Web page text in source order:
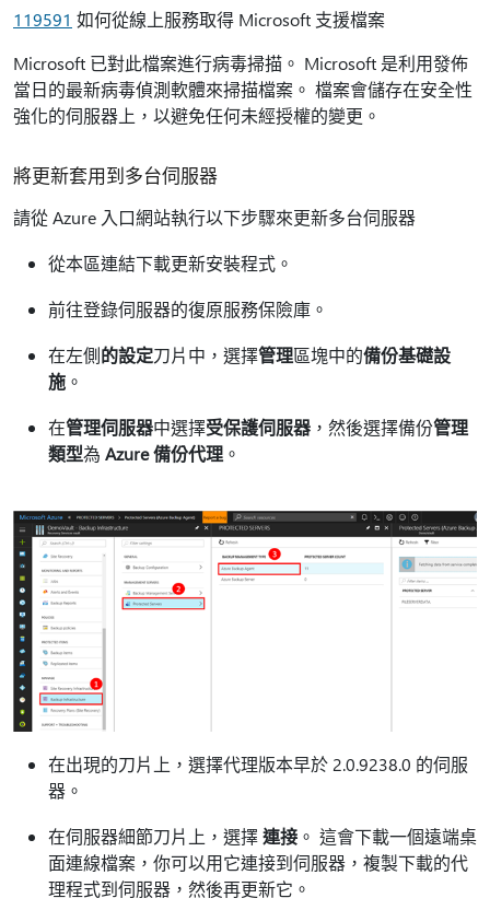
119591 如何從線上服務取得 Microsoft 支援檔案
Microsoft 已對此檔案進行病毒掃描。 Microsoft 是利用發佈
當日的最新病毒偵測軟體來掃描檔案。 檔案會儲存在安全性
強化的伺服器上，以避免任何未經授權的變更。
將更新套用到多台伺服器
請從 Azure 入口網站執行以下步驟來更新多台伺服器
從本區連結下載更新安裝程式。
前往登錄伺服器的復原服務保險庫。
在左側的設定刀片中，選擇管理區塊中的備份基礎設
施 。
在管理伺服器中選擇受保護伺服器 ，然後選擇備份管理
類型為 Azure 備份代理 。
在出現的刀片上，選擇代理版本早於 2.0.9238.0 的伺服
器。
在伺服器細節刀片上，選擇連接 。 這會下載一個遠端桌
面連線檔案，你可以用它連接到伺服器，複製下載的代
理程式到伺服器，然後再更新它。